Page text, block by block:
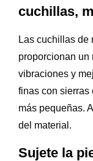
cuchillas,
Las cuchillas de
proporcionan un
vibraciones y
finas con sierras
más pequeñas.
del material.
Sujete la